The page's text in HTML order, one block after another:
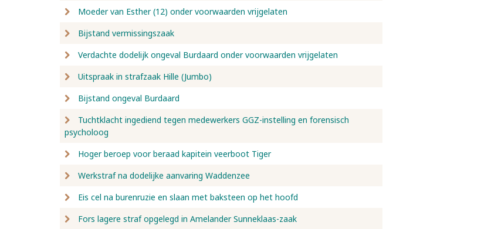
Moeder van Esther (12) onder voorwaarden vrijgelaten
Bijstand vermissingszaak
Verdachte dodelijk ongeval Burdaard onder voorwaarden vrijgelaten
Uitspraak in strafzaak Hille (Jumbo)
Bijstand ongeval Burdaard
Tuchtklacht ingediend tegen medewerkers GGZ-instelling en forensisch
psycholoog
Hoger beroep voor beraad kapitein veerboot Tiger
Werkstraf na dodelijke aanvaring Waddenzee
Eis cel na burenruzie en slaan met baksteen op het hoofd
Fors lagere straf opgelegd in Amelander Sunneklaas-zaak